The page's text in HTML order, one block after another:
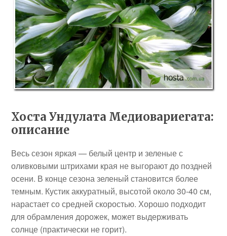
Хоста Ундулата Медиовариегата:
описание
Весь сезон яркая — белый центр и зеленые с
оливковыми штрихами края не выгорают до поздней
осени. В конце сезона зеленый становится более
темным. Кустик аккуратный, высотой около 30-40 см,
нарастает со средней скоростью. Хорошо подходит
для обрамления дорожек, может выдерживать
солнце (практически не горит).